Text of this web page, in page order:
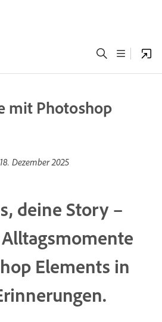
mit Photoshop
18. Dezember 2025
deine Story –
Elements in